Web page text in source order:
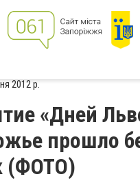
2012 р.
«Дней
прошло
(ФОТО)